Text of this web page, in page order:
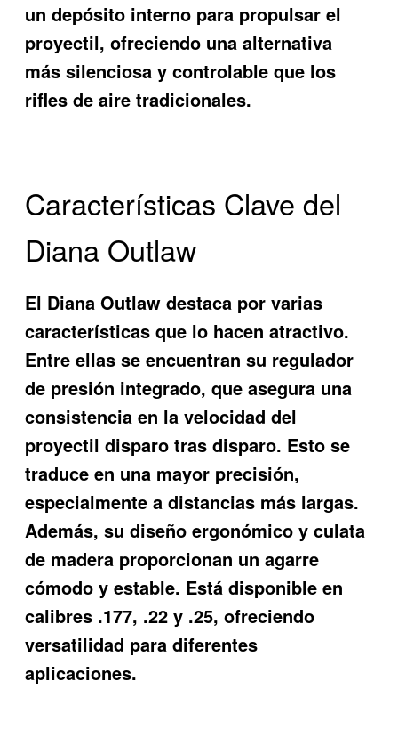
un depósito interno para propulsar el
proyectil, ofreciendo una alternativa
más silenciosa y controlable que los
rifles de aire tradicionales.
Características Clave del
Diana Outlaw
El Diana Outlaw destaca por varias
características que lo hacen atractivo.
Entre ellas se encuentran su regulador
de presión integrado, que asegura una
consistencia en la velocidad del
proyectil disparo tras disparo. Esto se
traduce en una mayor precisión,
especialmente a distancias más largas.
Además, su diseño ergonómico y culata
de madera proporcionan un agarre
cómodo y estable. Está disponible en
calibres .177, .22 y .25, ofreciendo
versatilidad para diferentes
aplicaciones.